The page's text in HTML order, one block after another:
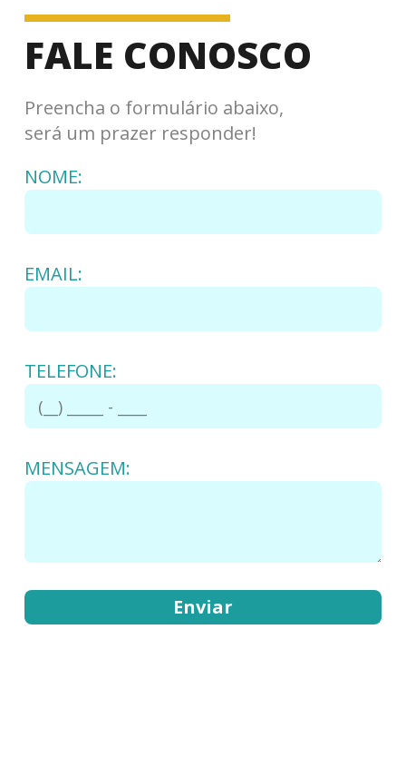
FALE CONOSCO
Preencha o formulário abaixo,
será um prazer responder!
NOME:
EMAIL:
TELEFONE:
MENSAGEM: